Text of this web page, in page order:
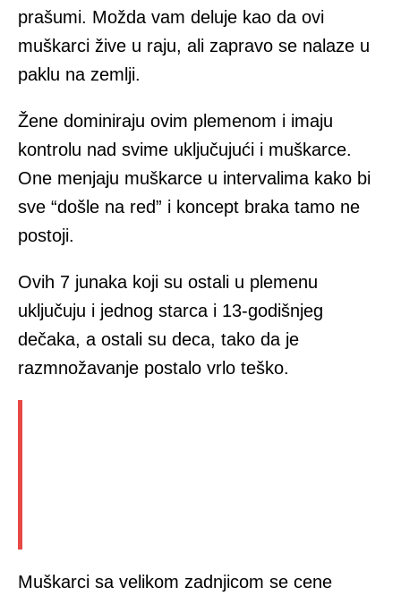
prašumi. Možda vam deluje kao da ovi
muškarci žive u raju, ali zapravo se nalaze u
paklu na zemlji.
Žene dominiraju ovim plemenom i imaju
kontrolu nad svime uključujući i muškarce.
One menjaju muškarce u intervalima kako bi
sve “došle na red” i koncept braka tamo ne
postoji.
Ovih 7 junaka koji su ostali u plemenu
uključuju i jednog starca i 13-godišnjeg
dečaka, a ostali su deca, tako da je
razmnožavanje postalo vrlo teško.
Muškarci sa velikom zadnjicom se cene